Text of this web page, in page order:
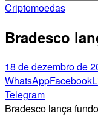
Criptomoedas
Bradesco
18 de dezembro de
WhatsAppFacebook
Telegram
Bradesco lança